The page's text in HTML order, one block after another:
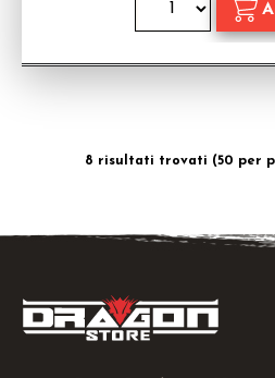
8 risultati trovati (50 per